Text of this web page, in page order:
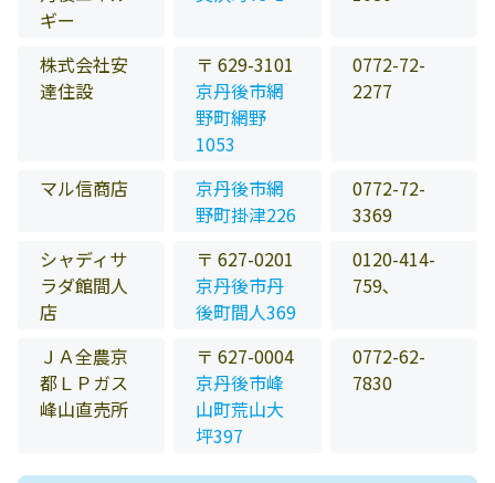
ギー
株式会社安
達住設
〒 629-3101
京丹後市網
野町網野
1053
0772-72-
2277
マル信商店
京丹後市網
野町掛津226
0772-72-
3369
シャディサ
ラダ館間人
店
〒 627-0201
京丹後市丹
後町間人369
0120-414-
759､
ＪＡ全農京
都ＬＰガス
峰山直売所
〒 627-0004
京丹後市峰
山町荒山大
坪397
0772-62-
7830